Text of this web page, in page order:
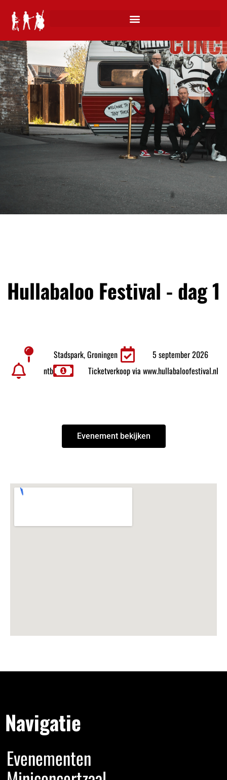
Hullabaloo Festival - dag 1
Stadspark, Groningen
5 september 2026
ntb
Ticketverkoop via www.hullabaloofestival.nl
Evenement bekijken
Navigatie
Evenementen